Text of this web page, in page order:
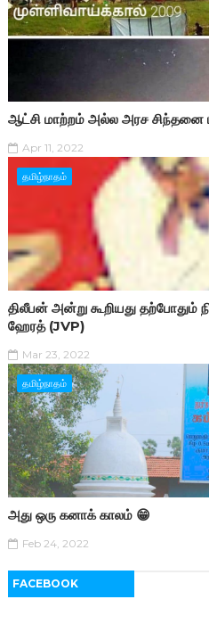
ஆட்சி மாற்றம் அல்ல அரச சிந்தனை
Apr 11, 2022
தமிழ்நாதம்
திலீபன் அன்று கூறியது தற்போதும்
ஹேரத் (JVP)
Mar 23, 2022
தமிழ்நாதம்
அது ஒரு கனாக் காலம் 😁
Feb 24, 2022
FACEBOOK